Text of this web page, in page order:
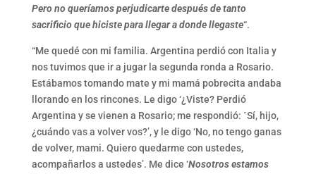
Pero no queríamos perjudicarte después de tanto
sacrificio que hiciste para llegar a donde llegaste“.
“Me quedé con mi familia. Argentina perdió con Italia y
nos tuvimos que ir a jugar la segunda ronda a Rosario.
Estábamos tomando mate y mi mamá pobrecita andaba
llorando en los rincones. Le digo ‘¿Viste? Perdió
Argentina y se vienen a Rosario; me respondió: ´Sí, hijo,
¿cuándo vas a volver vos?’, y le digo ‘No, no tengo ganas
de volver, mami. Quiero quedarme con ustedes,
acompañarlos a ustedes’. Me dice ‘Nosotros estamos